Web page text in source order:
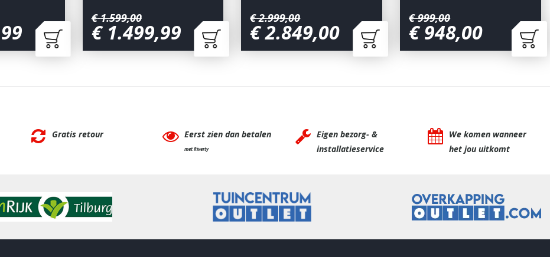
99
€ 1.599,00
€ 1.499,99
€ 2.999,00
€2.849,00
€ 999,00
€ 948,00
Gratis retour Eerst zien dan betalen
met Riverty
Eigen bezorg- &
installatieservice
We komen wanneer
het jou uitkomt